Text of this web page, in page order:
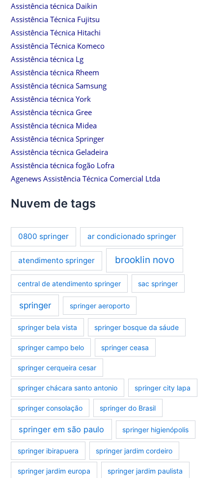
Assistência técnica Daikin
Assistência Técnica Fujitsu
Assistência Técnica Hitachi
Assistência Técnica Komeco
Assistência técnica Lg
Assistência técnica Rheem
Assistência técnica Samsung
Assistência técnica York
Assistência técnica Gree
Assistência técnica Midea
Assistência técnica Springer
Assistência técnica Geladeira
Assistência técnica fogão Lofra
Agenews Assistência Técnica Comercial Ltda
Nuvem de tags
0800 springer ar condicionado springer
atendimento springer brooklin novo
central de atendimento springer sac springer
springer springer aeroporto
springer bela vista springer bosque da sáude
springer campo belo springer ceasa
springer cerqueira cesar
springer chácara santo antonio springer city lapa
springer consolação springer do Brasil
springer em são paulo springer higienópolis
springer ibirapuera springer jardim cordeiro
springer jardim europa springer jardim paulista